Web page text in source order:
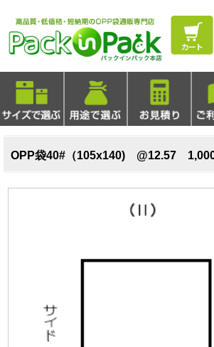
OPP袋40#（105x140) @12.57